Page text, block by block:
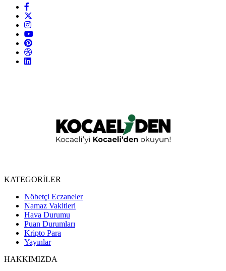
KATEGORİLER
Nöbetçi Eczaneler
Namaz Vakitleri
Hava Durumu
Puan Durumları
Kripto Para
Yayınlar
HAKKIMIZDA